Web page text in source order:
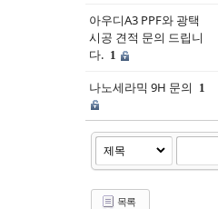
아우디A3 PPF와 광택
시공 견적 문의 드립니
다. 1
나노세라믹 9H 문의 1
목록